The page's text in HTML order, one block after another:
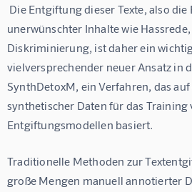
Die Entgiftung dieser Texte, also
unerwünschter Inhalte wie
Diskriminierung, ist daher ein
vielversprechender neuer Ansatz in
SynthDetoxM, ein Verfahren, das
synthetischer Daten für das Training
Entgiftungsmodellen basiert.
Traditionelle Methoden zur
große Mengen manuell annotierter